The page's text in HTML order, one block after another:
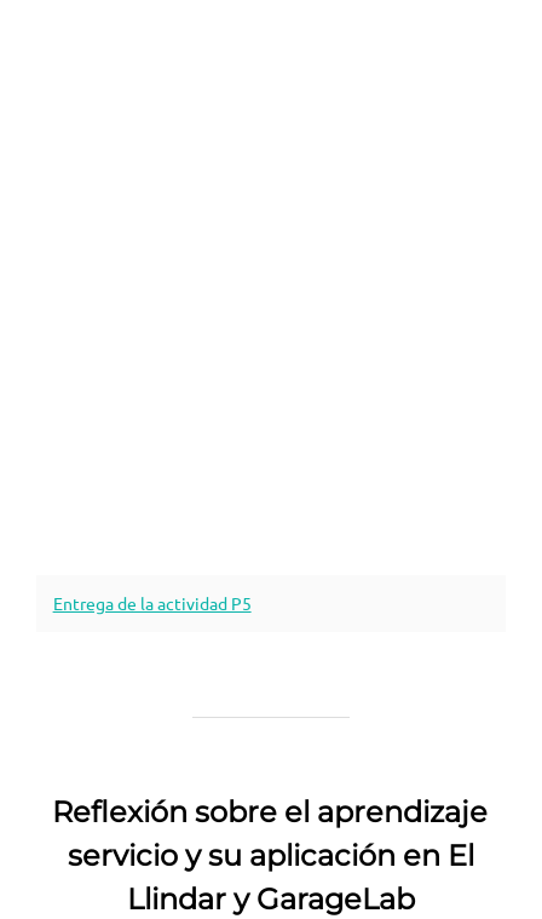
Entrega de la actividad P5
Reflexión sobre el aprendizaje
servicio y su aplicación en El
Llindar y GarageLab